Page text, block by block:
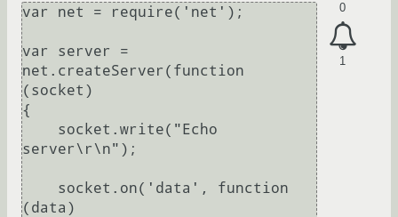
0
1
var net = require('net');
var server =
net.createServer(function
(socket)
{
server\r\n");
(data)